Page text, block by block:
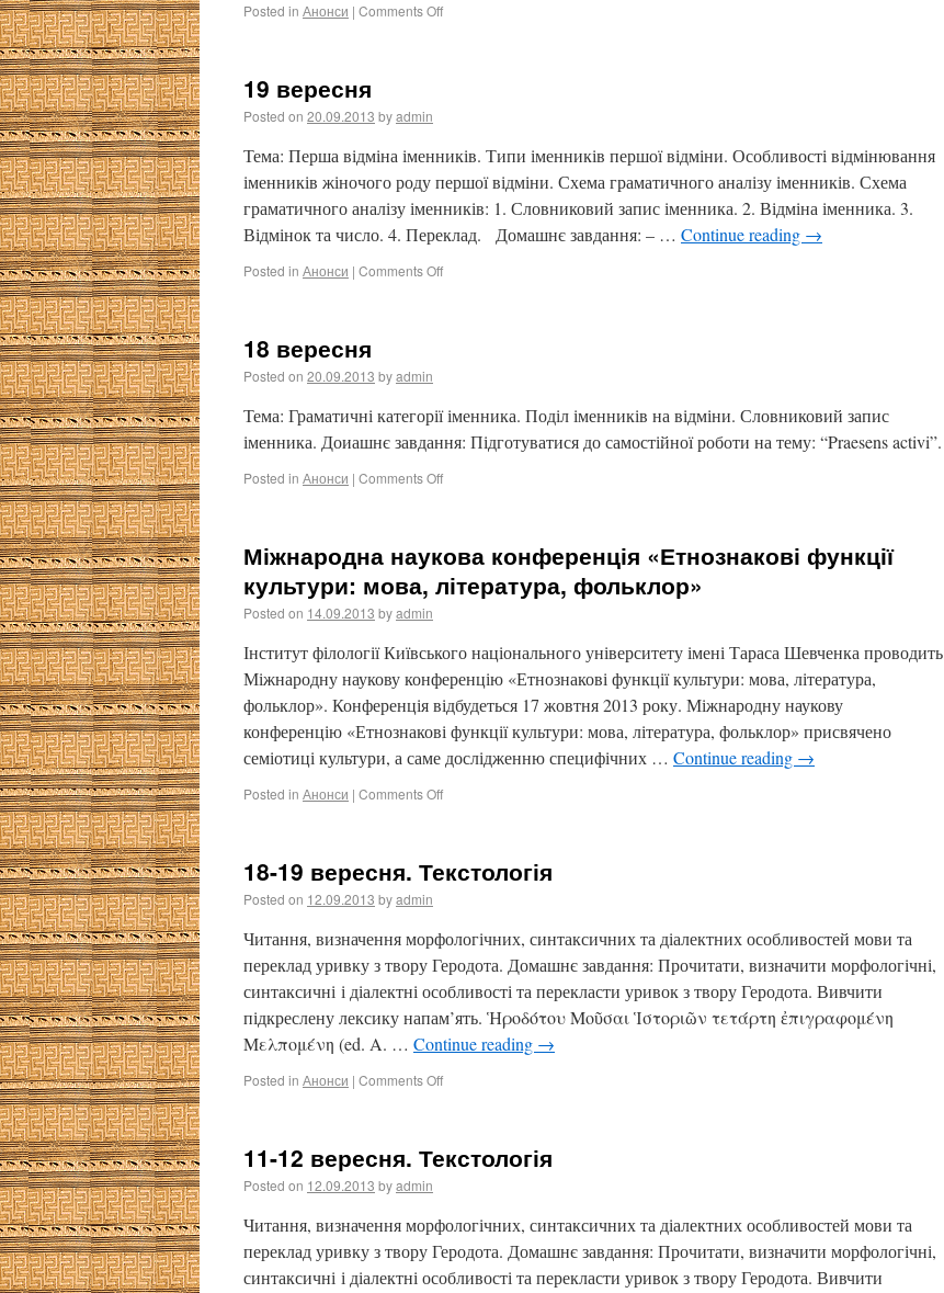
Posted in Анонси | Comments Off
19 вересня
Posted on 20.09.2013 byadmin
Тема: Перша відміна іменників. Типи іменників першої відміни. Особливості відмінювання
іменників жіночого роду першої відміни. Схема граматичного аналізу іменників. Схема
граматичного аналізу іменників: 1. Словниковий запис іменника. 2. Відміна іменника. 3.
Відмінок та число. 4. Переклад. Домашнє завдання: – … Continue reading →
Posted in Анонси | Comments Off
18 вересня
Posted on 20.09.2013 byadmin
Тема: Граматичні категорії іменника. Поділ іменників на відміни. Словниковий запис
іменника. Доиашнє завдання: Підготуватися до самостійної роботи на тему: “Praesens activi”.
Posted in Анонси | Comments Off
Міжнародна наукова конференція «Етнознакові функції
культури: мова, література, фольклор»
Posted on 14.09.2013 byadmin
Інститут філології Київського національного університету імені Тараса Шевченка проводить
Міжнародну наукову конференцію «Етнознакові функції культури: мова, література,
фольклор». Конференція відбудеться 17 жовтня 2013 року. Міжнародну наукову
конференцію «Етнознакові функції культури: мова, література, фольклор» присвячено
семіотиці культури, а саме дослідженню специфічних … Continue reading →
Posted in Анонси | Comments Off
18-19 вересня. Текстологія
Posted on 12.09.2013 byadmin
Читання, визначення морфологічних, синтаксичних та діалектних особливостей мови та
переклад уривку з твору Геродота. Домашнє завдання: Прочитати, визначити морфологічні,
синтаксичні і діалектні особливості та перекласти уривок з твору Геродота. Вивчити
підкреслену лексику напам’ять. Ἡροδότου Μοῦσαι Ἱστοριῶν τετάρτη ἐπιγραφομένη
Μελπομένη (ed. A. … Continue reading →
Posted in Анонси | Comments Off
11-12 вересня. Текстологія
Posted on 12.09.2013 byadmin
Читання, визначення морфологічних, синтаксичних та діалектних особливостей мови та
переклад уривку з твору Геродота. Домашнє завдання: Прочитати, визначити морфологічні,
синтаксичні і діалектні особливості та перекласти уривок з твору Геродота. Вивчити